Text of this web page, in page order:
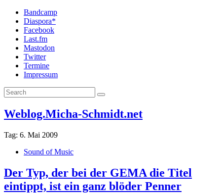
Bandcamp
Diaspora*
Facebook
Last.fm
Mastodon
Twitter
Termine
Impressum
Weblog.Micha-Schmidt.net
Tag: 6. Mai 2009
Sound of Music
Der Typ, der bei der GEMA die Titel
eintippt, ist ein ganz blöder Penner